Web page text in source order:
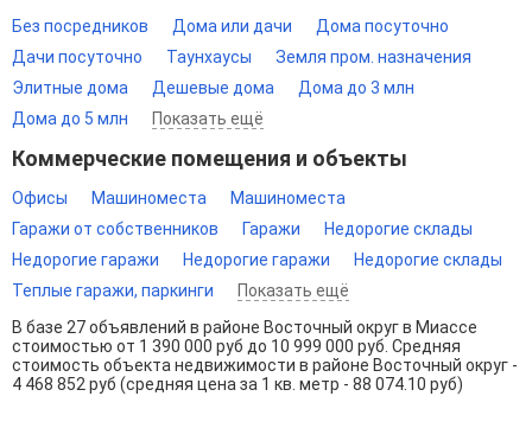
Без посредников Дома или дачи
Дома посуточно
Дачи посуточно
Таунхаусы
Земля пром. назначения
Элитные дома
Дешевые дома
Дома до 3 млн
Дома до 5 млн
Показать ещё
Коммерческие помещения и объекты
Офисы Машиноместа
Машиноместа
Гаражи от собственников
Гаражи
Недорогие склады
Недорогие гаражи
Недорогие гаражи
Недорогие склады
Теплые гаражи, паркинги
Показать ещё
В базе 27 объявлений в районе Восточный округ в Миассе
стоимостью от 1 390 000 руб до 10 999 000 руб. Средняя
стоимость объекта недвижимости в районе Восточный округ -
4 468 852 руб (средняя цена за 1 кв. метр - 88 074.10 руб)